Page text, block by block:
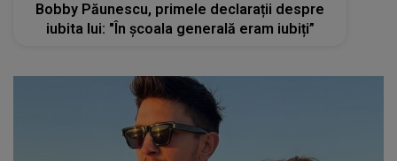
Bobby Păunescu, primele declarații despre
iubita lui: "În școala generală eram iubiți”